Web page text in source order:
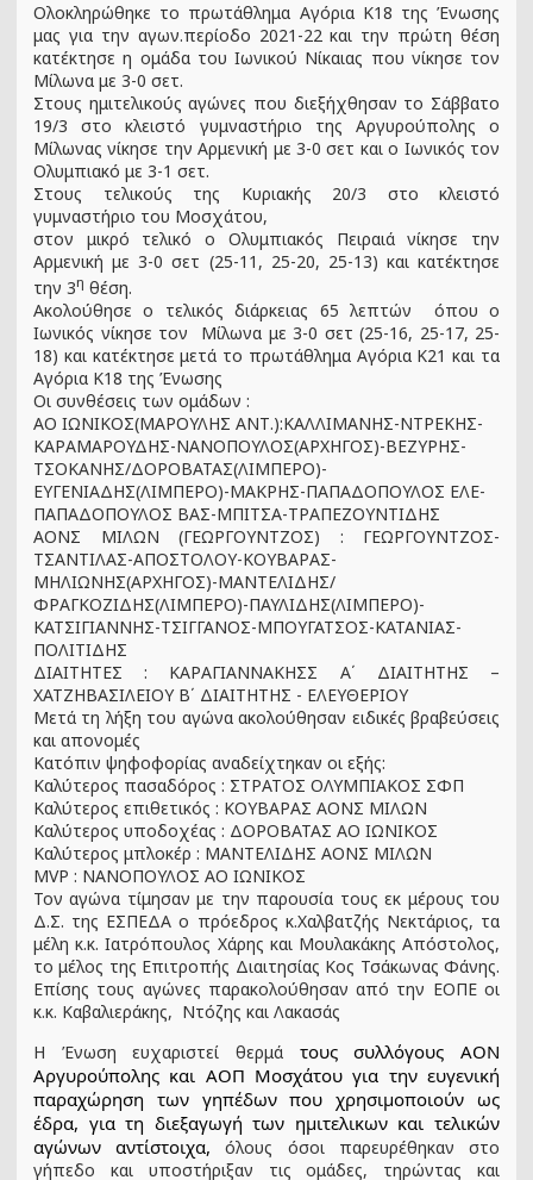
Ολοκληρώθηκε το πρωτάθλημα Αγόρια Κ18 της Ένωσης
μας για την αγων.περίοδο 2021-22 και την πρώτη θέση
κατέκτησε η ομάδα του Ιωνικού Νίκαιας που νίκησε τον
Μίλωνα με 3-0 σετ.
Στους ημιτελικούς αγώνες που διεξήχθησαν το Σάββατο
19/3 στο κλειστό γυμναστήριο της Αργυρούπολης ο
Μίλωνας νίκησε την Αρμενική με 3-0 σετ και ο Ιωνικός τον
Ολυμπιακό με 3-1 σετ.
Στους τελικούς της Κυριακής 20/3 στο κλειστό
γυμναστήριο του Μοσχάτου,
στον μικρό τελικό ο Ολυμπιακός Πειραιά νίκησε την
Αρμενική με 3-0 σετ (25-11, 25-20, 25-13) και κατέκτησε
την 3η θέση.
Ακολούθησε ο τελικός διάρκειας 65 λεπτών όπου ο
Ιωνικός νίκησε τον Μίλωνα με 3-0 σετ (25-16, 25-17, 25-
18) και κατέκτησε μετά το πρωτάθλημα Αγόρια Κ21 και τα
Αγόρια Κ18 της Ένωσης
Οι συνθέσεις των ομάδων :
ΑΟ ΙΩΝΙΚΟΣ(ΜΑΡΟΥΛΗΣ ΑΝΤ.):ΚΑΛΛΙΜΑΝΗΣ-ΝΤΡΕΚΗΣ-
ΚΑΡΑΜΑΡΟΥΔΗΣ-ΝΑΝΟΠΟΥΛΟΣ(ΑΡΧΗΓΟΣ)-ΒΕΖΥΡΗΣ-
ΤΣΟΚΑΝΗΣ/ΔΟΡΟΒΑΤΑΣ(ΛΙΜΠΕΡΟ)-
ΕΥΓΕΝΙΑΔΗΣ(ΛΙΜΠΕΡΟ)-ΜΑΚΡΗΣ-ΠΑΠΑΔΟΠΟΥΛΟΣ ΕΛΕ-
ΠΑΠΑΔΟΠΟΥΛΟΣ ΒΑΣ-ΜΠΙΤΣΑ-ΤΡΑΠΕΖΟΥΝΤΙΔΗΣ
ΑΟΝΣ ΜΙΛΩΝ (ΓΕΩΡΓΟΥΝΤΖΟΣ) : ΓΕΩΡΓΟΥΝΤΖΟΣ-
ΤΣΑΝΤΙΛΑΣ-ΑΠΟΣΤΟΛΟΥ-ΚΟΥΒΑΡΑΣ-
ΜΗΛΙΩΝΗΣ(ΑΡΧΗΓΟΣ)-ΜΑΝΤΕΛΙΔΗΣ/
ΦΡΑΓΚΟΖΙΔΗΣ(ΛΙΜΠΕΡΟ)-ΠΑΥΛΙΔΗΣ(ΛΙΜΠΕΡΟ)-
ΚΑΤΣΙΓΙΑΝΝΗΣ-ΤΣΙΓΓΑΝΟΣ-ΜΠΟΥΓΑΤΣΟΣ-ΚΑΤΑΝΙΑΣ-
ΠΟΛΙΤΙΔΗΣ
ΔΙΑΙΤΗΤΕΣ : ΚΑΡΑΓΙΑΝΝΑΚΗΣΣ Α΄ ΔΙΑΙΤΗΤΗΣ –
ΧΑΤΖΗΒΑΣΙΛΕΙΟΥ Β΄ ΔΙΑΙΤΗΤΗΣ - ΕΛΕΥΘΕΡΙΟΥ
Μετά τη λήξη του αγώνα ακολούθησαν ειδικές βραβεύσεις
και απονομές
Κατόπιν ψηφοφορίας αναδείχτηκαν οι εξής:
Καλύτερος πασαδόρος : ΣΤΡΑΤΟΣ ΟΛΥΜΠΙΑΚΟΣ ΣΦΠ
Καλύτερος επιθετικός : ΚΟΥΒΑΡΑΣ ΑΟΝΣ ΜΙΛΩΝ
Καλύτερος υποδοχέας : ΔΟΡΟΒΑΤΑΣ ΑΟ ΙΩΝΙΚΟΣ
Καλύτερος μπλοκέρ : ΜΑΝΤΕΛΙΔΗΣ ΑΟΝΣ ΜΙΛΩΝ
MVP : ΝΑΝΟΠΟΥΛΟΣ ΑΟ ΙΩΝΙΚΟΣ
Τον αγώνα τίμησαν με την παρουσία τους εκ μέρους του
Δ.Σ. της ΕΣΠΕΔΑ ο πρόεδρος κ.Χαλβατζής Νεκτάριος, τα
μέλη κ.κ. Ιατρόπουλος Χάρης και Μουλακάκης Απόστολος,
το μέλος της Επιτροπής Διαιτησίας Κος Τσάκωνας Φάνης.
Επίσης τους αγώνες παρακολούθησαν από την ΕΟΠΕ οι
κ.κ. Καβαλιεράκης, Ντόζης και Λακασάς
Η Ένωση ευχαριστεί θερμά τους συλλόγους ΑΟΝ
Αργυρούπολης και ΑΟΠ Μοσχάτου για την ευγενική
παραχώρηση των γηπέδων που χρησιμοποιούν ως
έδρα, για τη διεξαγωγή των ημιτελικων και τελικών
αγώνων αντίστοιχα, όλους όσοι παρευρέθηκαν στο
γήπεδο και υποστήριξαν τις ομάδες, τηρώντας και